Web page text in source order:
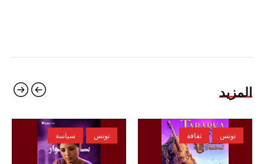
المزيد
تونس ثقافة تونس سياسة